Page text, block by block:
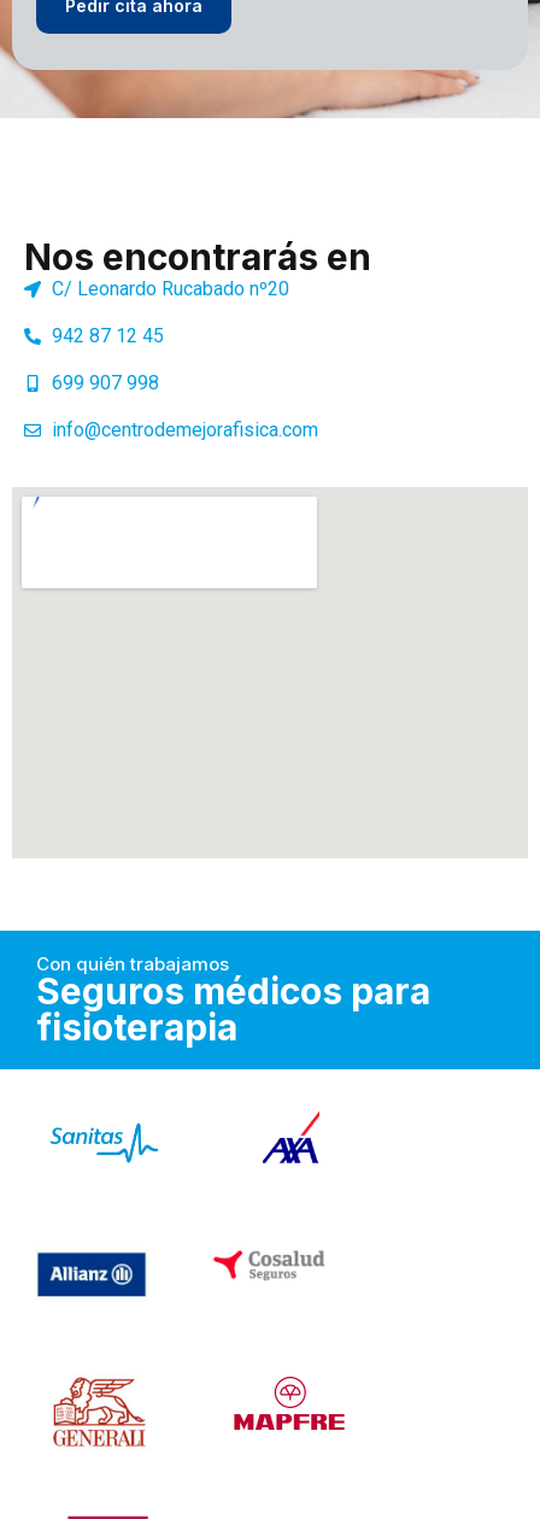
Nos encontrarás en
C/ Leonardo Rucabado nº20
942 87 12 45
699 907 998
info@centrodemejorafisica.com
Con quién trabajamos
Seguros médicos para
fisioterapia